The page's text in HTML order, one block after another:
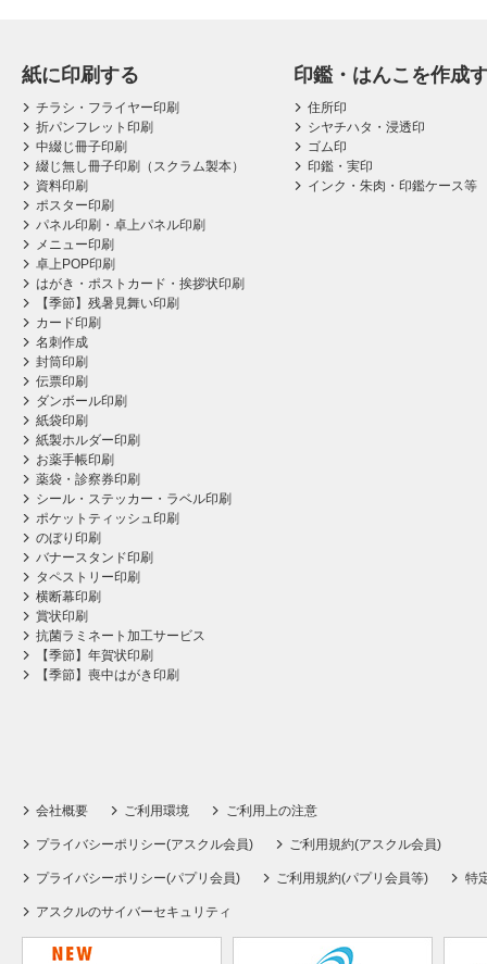
紙に印刷する
チラシ・フライヤー印刷
折パンフレット印刷
中綴じ冊子印刷
綴じ無し冊子印刷（スクラム製本）
資料印刷
ポスター印刷
パネル印刷・卓上パネル印刷
メニュー印刷
卓上POP印刷
はがき・ポストカード・挨拶状印刷
【季節】残暑見舞い印刷
カード印刷
名刺作成
封筒印刷
伝票印刷
ダンボール印刷
紙袋印刷
紙製ホルダー印刷
お薬手帳印刷
薬袋・診察券印刷
シール・ステッカー・ラベル印刷
ポケットティッシュ印刷
のぼり印刷
バナースタンド印刷
タペストリー印刷
横断幕印刷
賞状印刷
抗菌ラミネート加工サービス
【季節】年賀状印刷
【季節】喪中はがき印刷
印鑑・はんこを作成
住所印
シヤチハタ・浸透印
ゴム印
印鑑・実印
インク・朱肉・印鑑ケース等
会社概要 ご利用環境 ご利用上の注意
プライバシーポリシー(アスクル会員) ご利用規約(アスクル会員)
プライバシーポリシー(パプリ会員) ご利用規約(パプリ会員等) 特
アスクルのサイバーセキュリティ